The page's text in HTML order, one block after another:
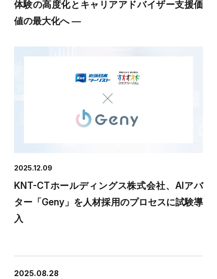
体験の高度化とキャリアアドバイザー支援価
値の最大化へ ―
2025.12.09
KNT-CTホールディングス株式会社、AIアバ
ター「Geny」を人材採用のプロセスに試験導
入
2025.08.28